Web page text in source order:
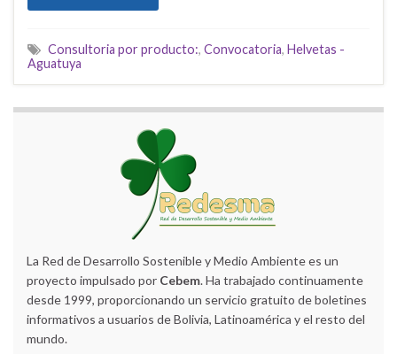
Consultoria por producto:, Convocatoria, Helvetas -
Aguatuya
La Red de Desarrollo Sostenible y Medio Ambiente es un
proyecto impulsado por Cebem. Ha trabajado continuamente
desde 1999, proporcionando un servicio gratuito de boletines
informativos a usuarios de Bolivia, Latinoamérica y el resto del
mundo.